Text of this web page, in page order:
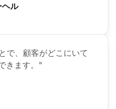
ヘル
で、顧客がどこにいて
きます。"